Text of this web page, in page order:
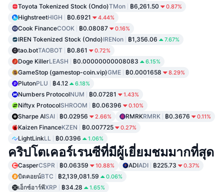
Toyota Tokenized Stock (Ondo)TMon ฿6,261.50 0.87%
HighstreetHIGH ฿0.6921 4.44%
Cook FinanceCOOK ฿0.08087 0.16%
IREN Tokenized Stock (Ondo)IRENon ฿1,356.06 7.67%
tao.botTAOBOT ฿0.861 0.72%
Doge KillerLEASH ฿0.00000000008083 6.15%
GameStop (gamestop-coin.vip)GME ฿0.0001658 8.29%
PlutonPLU ฿4.12 6.18%
Numbers ProtocolNUM ฿0.07281 1.43%
Niftyx ProtocolSHROOM ฿0.06396 0.10%
Sharpe AISAI ฿0.02956 2.66% RMRKRMRK ฿0.3676 0.11%
Kaizen FinanceKZEN ฿0.007725 0.27%
LightLinkLL ฿0.0396 1.06%
คริปโตเคอร์เรนซีที่มีผู้เยี่ยมชมมากที่สุด
CasperCSPR ฿0.06359 10.88% ADIADI ฿225.73 0.37%
บิตคอยน์BTC ฿2,139,081.59 0.06%
เอ็กซ์อาร์พีXRP ฿34.28 1.65%